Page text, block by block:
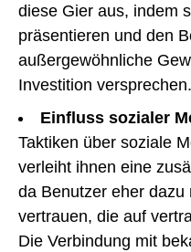
diese Gier aus, indem
präsentieren und den
außergewöhnliche
Investition versprechen.
Einfluss sozialer
Taktiken über soziale
verleiht ihnen eine
da Benutzer eher
vertrauen, die auf
Die Verbindung mit